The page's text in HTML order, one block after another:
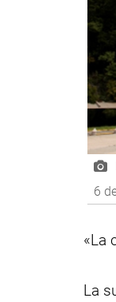
6
«La
La